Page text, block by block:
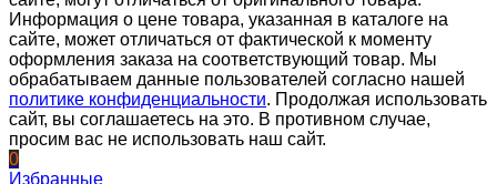
Информация о цене товара, указанная в каталоге на
сайте, может отличаться от фактической к моменту
оформления заказа на соответствующий товар. Мы
обрабатываем данные пользователей согласно нашей
политике конфиденциальности. Продолжая использовать
сайт, вы соглашаетесь на это. В противном случае,
просим вас не использовать наш сайт.
0
Избранные